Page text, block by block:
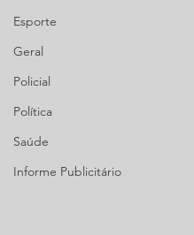
Esporte
Geral
Policial
Política
Saúde
Informe Publicitário